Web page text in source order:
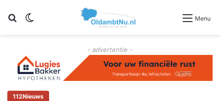
Zoeken Menu
- advertentie -
112Nieuws